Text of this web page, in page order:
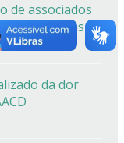
de associados
da dor